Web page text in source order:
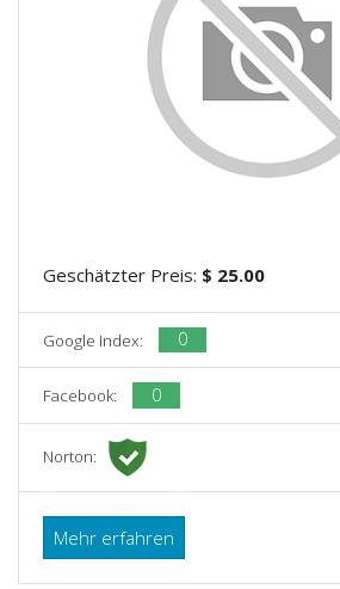
Geschätzter Preis: $ 25.00
Google Index: 0
Facebook: 0
Norton:
Mehr erfahren